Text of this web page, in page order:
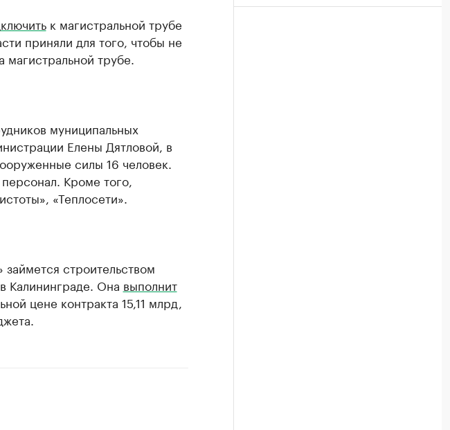
к магистральной трубе
приняли для того, чтобы не
трубе.
муниципальных
Елены Дятловой, в
силы 16 человек.
Кроме того,
«Теплосети».
строительством
Калининграде. Она выполнит
цене контракта 15,11 млрд,